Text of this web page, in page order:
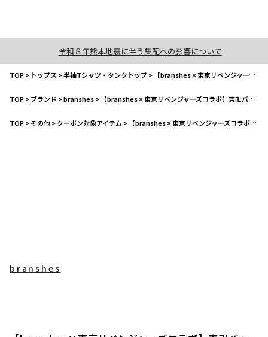
令和８年熊本地震に伴う集配への影響について
TOP> トップス >半袖Tシャツ・タンクトップ> 【branshes×東京リベンジャーズコラボ】東卍バックプリントTシャツ
TOP>ブランド >branshes> 【branshes×東京リベンジャーズコラボ】東卍バックプリントTシャツ
TOP>その他>クーポン対象アイテム > 【branshes×東京リベンジャーズコラボ】東卍バックプリントTシャツ
branshes